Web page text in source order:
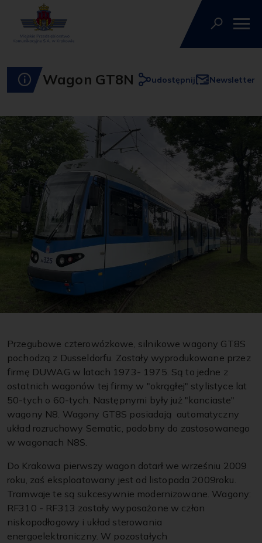
Wagon GT8N udostępnij Newsletter
Przegubowe czterowózkowe, silnikowe wagony GT8S
pochodzą z Dusseldorfu. Zostały wyprodukowane przez
firmę DUWAG w latach 1973- 1975. Są to jedne z
ostatnich wagonów tej firmy w "okrągłej" stylistyce lat
50-tych o 60-tych. Następnymi były już "kanciaste"
wagony N8. Wagony GT8S posiadają automatyczny
układ rozruchowy Sematic, podobny do zastosowanego
w wagonach N8S.
Do Krakowa pierwszy wagon dotarł we wrześniu 2009
roku, zaś eksploatowany jest od listopada 2009roku.
Tramwaje te są sukcesywnie modernizowane. Wagony:
RF310 - RF313 zostały wyposażone w człon
niskopodłogowy i układ sterowania
energoelektroniczny. W pozostałych